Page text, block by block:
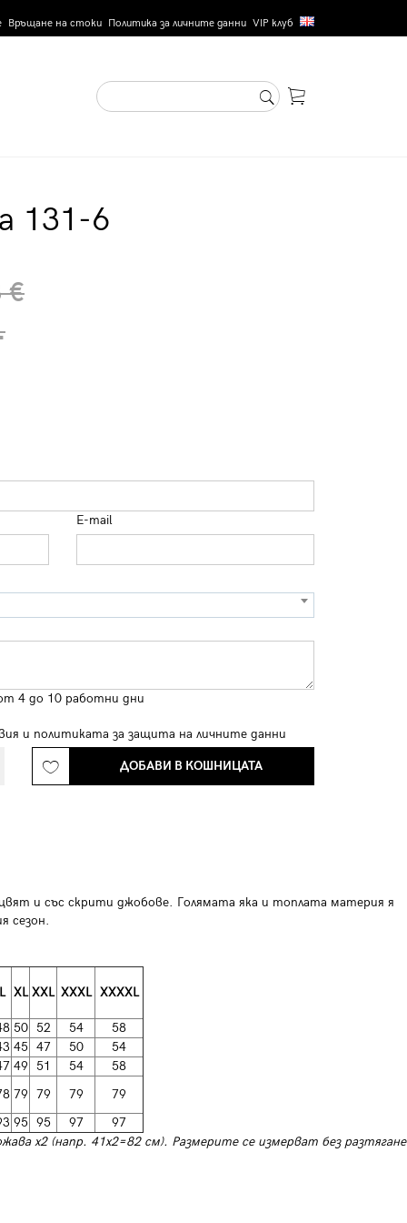
Връщане на стоки Политика за личните данни VIP клуб
131-6
€
E-mail
4 до 10 работни дни
и политиката за защита на личните данни
ДОБАВИ В КОШНИЦАТА
и със скрити джобове. Голямата яка и топлата материя я
сезон.
L XL XXL XXXL XXXXL
50 52 54
58
45 47 50
54
49 51 54
58
79 79 79
79
95 95 97
97
х2 (напр. 41х2=82 см). Размерите се измерват без разтягане